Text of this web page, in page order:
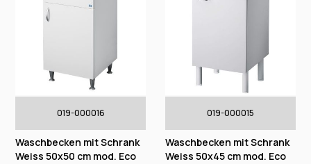
019-000016
Waschbecken mit Schrank
Weiss 50x50 cm mod. Eco
019-000015
Waschbecken mit Schrank
Weiss 50x45 cm mod. Eco